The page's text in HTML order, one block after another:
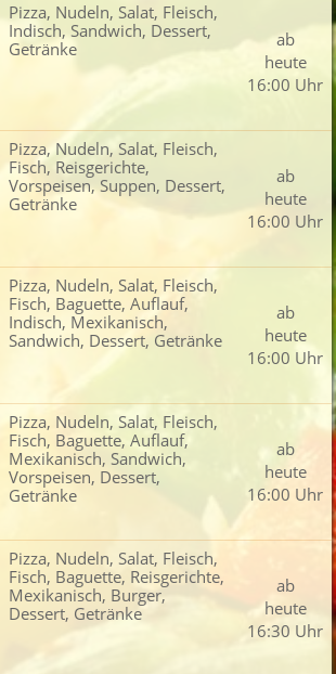
Pizza, Nudeln, Salat, Fleisch,
Indisch, Sandwich, Dessert,
Getränke
ab
heute
16:00 Uhr
Pizza, Nudeln, Salat, Fleisch,
Fisch, Reisgerichte,
Vorspeisen, Suppen, Dessert,
Getränke
ab
heute
16:00 Uhr
Pizza, Nudeln, Salat, Fleisch,
Fisch, Baguette, Auflauf,
Indisch, Mexikanisch,
Sandwich, Dessert, Getränke
ab
heute
16:00 Uhr
Pizza, Nudeln, Salat, Fleisch,
Fisch, Baguette, Auflauf,
Mexikanisch, Sandwich,
Vorspeisen, Dessert,
Getränke
ab
heute
16:00 Uhr
Pizza, Nudeln, Salat, Fleisch,
Fisch, Baguette, Reisgerichte,
Mexikanisch, Burger,
Dessert, Getränke
ab
heute
16:30 Uhr